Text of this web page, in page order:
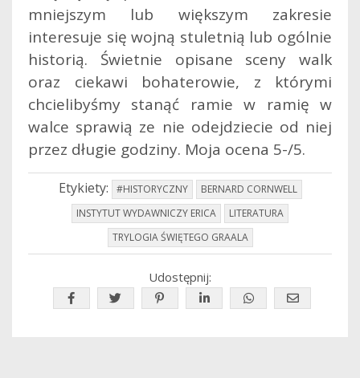
mniejszym lub większym zakresie
interesuje się wojną stuletnią lub ogólnie
historią. Świetnie opisane sceny walk
oraz ciekawi bohaterowie, z którymi
chcielibyśmy stanąć ramie w ramię w
walce sprawią ze nie odejdziecie od niej
przez długie godziny. Moja ocena 5-/5.
Etykiety: #HISTORYCZNY
BERNARD CORNWELL
INSTYTUT WYDAWNICZY ERICA
LITERATURA
TRYLOGIA ŚWIĘTEGO GRAALA
Udostępnij: